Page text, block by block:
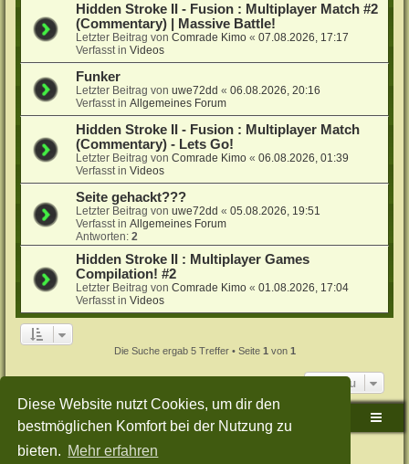
Diese Website nutzt Cookies, um dir den
bestmöglichen Komfort bei der Nutzung zu
bieten. Mehr erfahren
Hidden Stroke II - Fusion : Multiplayer Match #2
(Commentary) | Massive Battle!
Letzter Beitrag vonComrade Kimo «07.08.2026, 17:17
Verfasst inVideos
Funker
Letzter Beitrag vonuwe72dd «06.08.2026, 20:16
Verfasst inAllgemeines Forum
Hidden Stroke II - Fusion : Multiplayer Match
(Commentary) - Lets Go!
Letzter Beitrag vonComrade Kimo «06.08.2026, 01:39
Verfasst inVideos
Seite gehackt???
Letzter Beitrag vonuwe72dd «05.08.2026, 19:51
Verfasst inAllgemeines Forum
Antworten:2
Hidden Stroke II : Multiplayer Games
Compilation! #2
Letzter Beitrag vonComrade Kimo «01.08.2026, 17:04
Verfasst inVideos
Die Suche ergab 5 Treffer • Seite 1 von 1
Gehe zu
Sudden-Strike-Maps.de Hauptseite Foren-Übersicht
Powered byphpBB® Forum Software © phpBB Limited